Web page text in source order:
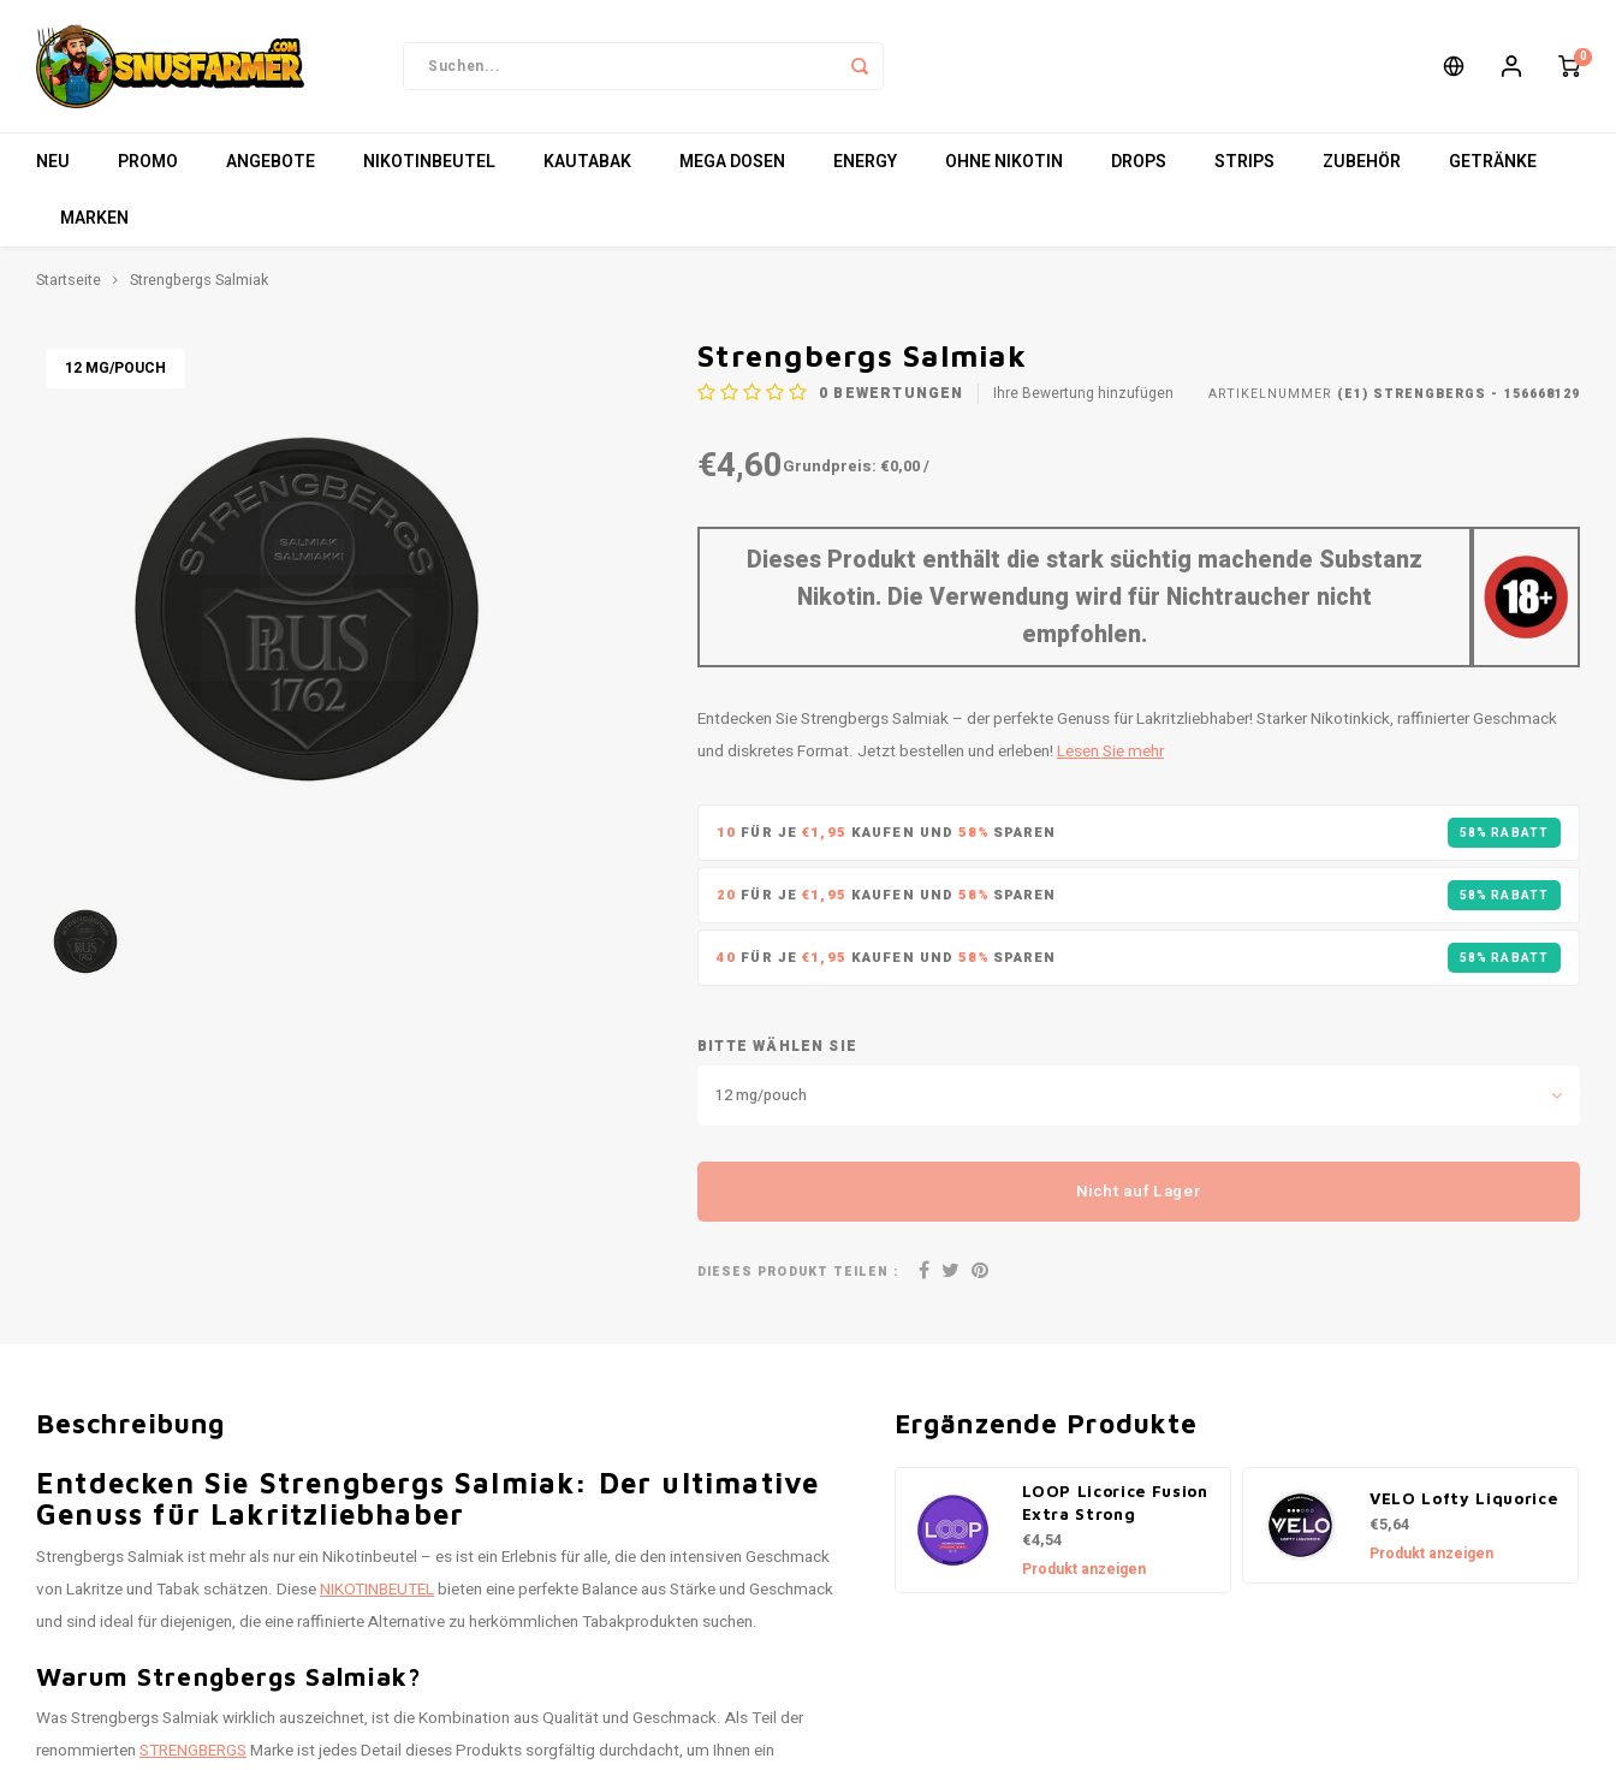
0
NEU PROMO ANGEBOTE NIKOTINBEUTEL KAUTABAK MEGA DOSEN ENERGY OHNE NIKOTIN DROPS STRIPS ZUBEHÖR GETRÄNKE
MARKEN
Startseite Strengbergs Salmiak
12 MG/POUCH Strengbergs Salmiak
0 BEWERTUNGEN Ihre Bewertung hinzufügen ARTIKELNUMMER (E1) STRENGBERGS - 156668129
€4,60Grundpreis: €0,00 /
Dieses Produkt enthält die stark süchtig machende Substanz
Nikotin. Die Verwendung wird für Nichtraucher nicht
empfohlen.
Entdecken Sie Strengbergs Salmiak – der perfekte Genuss für Lakritzliebhaber! Starker Nikotinkick, raffinierter Geschmack
und diskretes Format. Jetzt bestellen und erleben!Lesen Sie mehr
10 FÜR JE€1,95 KAUFEN UND58% SPAREN 58% RABATT
20 FÜR JE€1,95 KAUFEN UND58% SPAREN 58% RABATT
40 FÜR JE€1,95 KAUFEN UND58% SPAREN 58% RABATT
BITTE WÄHLEN SIE
12 mg/pouch
Nicht auf Lager
DIESES PRODUKT TEILEN :
Beschreibung
Entdecken Sie Strengbergs Salmiak: Der ultimative
Genuss für Lakritzliebhaber
Strengbergs Salmiak ist mehr als nur ein Nikotinbeutel – es ist ein Erlebnis für alle, die den intensiven Geschmack
von Lakritze und Tabak schätzen. DieseNIKOTINBEUTELbieten eine perfekte Balance aus Stärke und Geschmack
und sind ideal für diejenigen, die eine raffinierte Alternative zu herkömmlichen Tabakprodukten suchen.
Warum Strengbergs Salmiak?
Was Strengbergs Salmiak wirklich auszeichnet, ist die Kombination aus Qualität und Geschmack. Als Teil der
renommierten STRENGBERGSMarke ist jedes Detail dieses Produkts sorgfältig durchdacht, um Ihnen ein
Ergänzende Produkte
LOOP Licorice Fusion
Extra Strong
€4,54
Produkt anzeigen
VELO Lofty Liquorice
€5,64
Produkt anzeigen